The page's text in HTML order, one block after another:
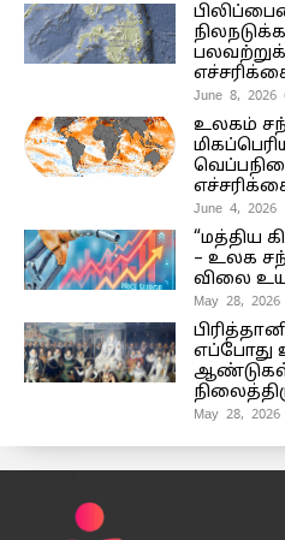
June 8, 2026
உலகம்
June 4, 2026
“மத்திய
– உலக
விலை
May 28,
எப்போது
ஆண்டுகள்
May 28, 2026